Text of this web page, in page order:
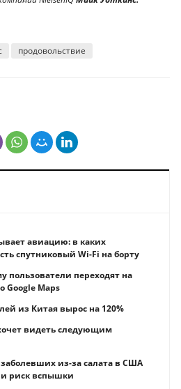
продовольствие
в каких местах мира люди
и геополитические авантюры:
авиацию: в каких
спутниковый Wi-Fi на борту
пользователи переходят на
Google Maps
из Китая вырос на 120%
видеть следующим
из-за салата в США
риск вспышки